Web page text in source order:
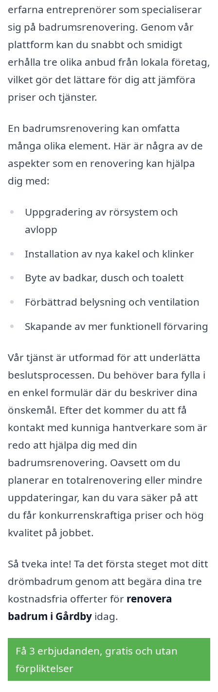
erfarna entreprenörer som specialiserar
sig på badrumsrenovering. Genom vår
plattform kan du snabbt och smidigt
erhålla tre olika anbud från lokala företag,
vilket gör det lättare för dig att jämföra
priser och tjänster.
En badrumsrenovering kan omfatta
många olika element. Här är några av de
aspekter som en renovering kan hjälpa
dig med:
Uppgradering av rörsystem och
avlopp
Installation av nya kakel och klinker
Byte av badkar, dusch och toalett
Förbättrad belysning och ventilation
Skapande av mer funktionell förvaring
Vår tjänst är utformad för att underlätta
beslutsprocessen. Du behöver bara fylla i
en enkel formulär där du beskriver dina
önskemål. Efter det kommer du att få
kontakt med kunniga hantverkare som är
redo att hjälpa dig med din
badrumsrenovering. Oavsett om du
planerar en totalrenovering eller mindre
uppdateringar, kan du vara säker på att
du får konkurrenskraftiga priser och hög
kvalitet på jobbet.
Så tveka inte! Ta det första steget mot ditt
drömbadrum genom att begära dina tre
kostnadsfria offerter för renovera
badrum i Gårdby idag.
Få 3 erbjudanden, gratis och utan
förpliktelser